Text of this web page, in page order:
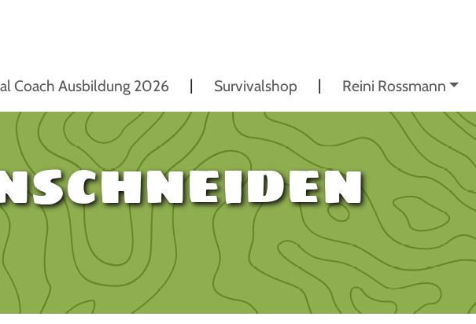
Coach Ausbildung 2026 Survivalshop Reini Rossmann